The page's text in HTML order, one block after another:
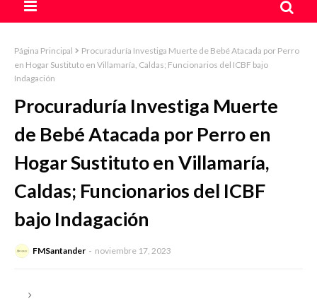
Página Principal
Procuraduría Investiga Muerte de Bebé Atacada por Perro
en Hogar Sustituto en Villamaría, Caldas; Funcionarios del ICBF bajo
Indagación
Procuraduría Investiga Muerte
de Bebé Atacada por Perro en
Hogar Sustituto en Villamaría,
Caldas; Funcionarios del ICBF
bajo Indagación
FMSantander noviembre 17, 2023